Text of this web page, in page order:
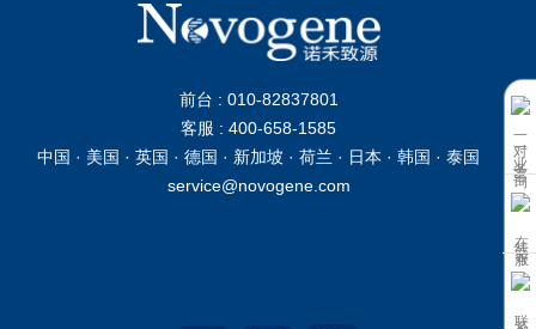
前台 : 010-82837801
客服 : 400-658-1585
中国 · 美国 · 英国 · 德国 · 新加坡 · 荷兰 · 日本 · 韩国 · 泰国
service@novogene.com
一对一业务咨询
在线客服
联系方式